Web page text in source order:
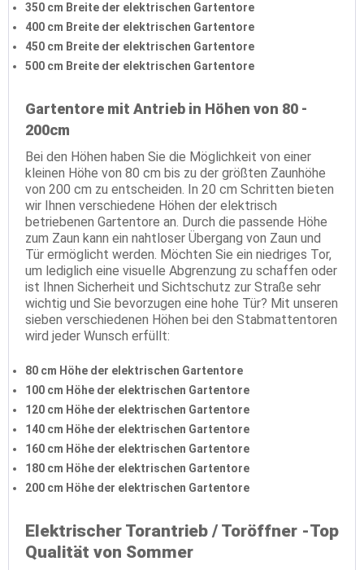
350 cm Breite der elektrischen Gartentore
400 cm Breite der elektrischen Gartentore
450 cm Breite der elektrischen Gartentore
500 cm Breite der elektrischen Gartentore
Gartentore mit Antrieb in Höhen von 80 -
200cm
Bei den Höhen haben Sie die Möglichkeit von einer
kleinen Höhe von 80 cm bis zu der größten Zaunhöhe
von 200 cm zu entscheiden. In 20 cm Schritten bieten
wir Ihnen verschiedene Höhen der elektrisch
betriebenen Gartentore an. Durch die passende Höhe
zum Zaun kann ein nahtloser Übergang von Zaun und
Tür ermöglicht werden. Möchten Sie ein niedriges Tor,
um lediglich eine visuelle Abgrenzung zu schaffen oder
ist Ihnen Sicherheit und Sichtschutz zur Straße sehr
wichtig und Sie bevorzugen eine hohe Tür? Mit unseren
sieben verschiedenen Höhen bei den Stabmattentoren
wird jeder Wunsch erfüllt:
80 cm Höhe der elektrischen Gartentore
100 cm Höhe der elektrischen Gartentore
120 cm Höhe der elektrischen Gartentore
140 cm Höhe der elektrischen Gartentore
160 cm Höhe der elektrischen Gartentore
180 cm Höhe der elektrischen Gartentore
200 cm Höhe der elektrischen Gartentore
Elektrischer Torantrieb / Toröffner -Top
Qualität von Sommer